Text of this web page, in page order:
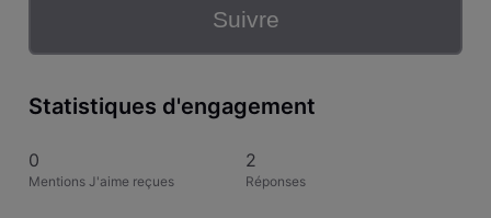
Suivre
Statistiques d'engagement
0
Mentions J'aime reçues
2
Réponses